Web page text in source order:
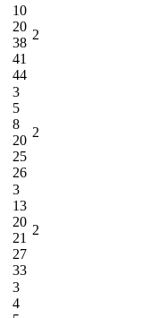
10
20
38
41
44
2
3
5
8
20
25
26
2
3
13
20
21
27
33
2
3
4